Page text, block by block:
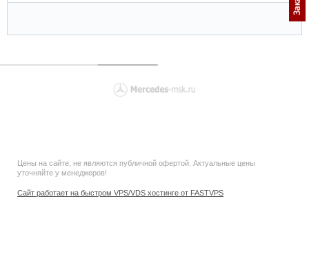
Цены на сайте, не являются публичной офертой. Актуальные цены
уточняйте у менеджеров!
Сайт работает на быстром VPS/VDS хостинге от FASTVPS